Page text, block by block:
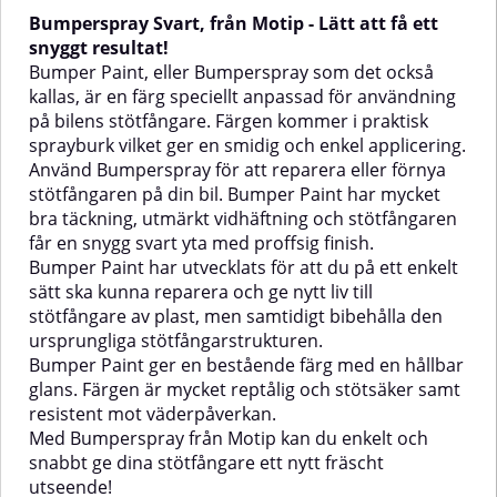
Paint har mycket bra täckning,
utmärkt vidhäftning och
stötfångaren får en snygg vit yta
med proffsig finish.Bumper Paint
har utvecklats för att du på ett
enkelt sätt ska kunna reparera
och ge nytt liv till stötfångare av
plast, men samtidigt bibehålla
den ursprungliga
stötfångarstrukturen.Bumper
Paint ger en bestående färg med
en hållbar glans. Färgen är
mycket reptålig och stötsäker
samt resistent mot
väderpåverkan.Med
Bumperspray från Motip kan du
enkelt och snabbt ge dina
stötfångare ett nytt fräscht
utseende!✅ Fördelar med
Bumper Paint / Bumperspray,
vitUtmärkt täckningHållbar färg
och glans, vit kulörBehåller
stötfångarens ursprungliga
strukturUtmärkt
Paint har mycket god täckning,
stötfångaren får en snygg
mörkgrå yta.Bumper Paint har
utvecklats för att du på ett enkelt
sätt ska kunna reparera och ge
nytt liv till stötfångare av plast,
men samtidigt bibehålla den
ursprungliga
stötfångarstrukturen.Bumper
Paint ger en bestående färg och
en hållbar glans. Färgen är
mycket reptålig och stötsäker
samt resistent mot
väderpåverkan.Med
Bumperspray från Motip kan du
enkelt och snabbt ge dina
stötfångare ett nytt fräscht
utseende!✅ Fördelar med
Bumper Paint / Bumperspray,
MörkgråUtmärkt täckningHållbar
färg och glans, mörkgrå
kulörBehåller stötfångarens
Bumperspray Svart, från Motip - Lätt att få ett
snyggt resultat!
Bumper Paint, eller Bumperspray som det också
kallas, är en färg speciellt anpassad för användning
på bilens stötfångare. Färgen kommer i praktisk
sprayburk vilket ger en smidig och enkel applicering.
Använd Bumperspray för att reparera eller förnya
stötfångaren på din bil. Bumper Paint har mycket
bra täckning, utmärkt vidhäftning och stötfångaren
får en snygg svart yta med proffsig finish.
Bumper Paint har utvecklats för att du på ett enkelt
sätt ska kunna reparera och ge nytt liv till
stötfångare av plast, men samtidigt bibehålla den
ursprungliga stötfångarstrukturen.
Bumper Paint ger en bestående färg med en hållbar
glans. Färgen är mycket reptålig och stötsäker samt
resistent mot väderpåverkan.
Med Bumperspray från Motip kan du enkelt och
snabbt ge dina stötfångare ett nytt fräscht
utseende!